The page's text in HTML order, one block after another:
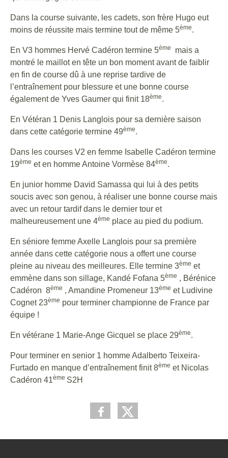
Dans la course suivante, les cadets, son frère Hugo eut
moins de réussite mais termine tout de même 5ème.
En V3 hommes Hervé Cadéron termine 5ème
mais a
montré le maillot en tête un bon moment avant de faiblir
en fin de course dû à une reprise tardive de
l’entraînement pour blessure et une bonne course
également de Yves Gaumer qui finit 18ème.
En Vétéran 1 Denis Langlois pour sa dernière saison
dans cette catégorie termine 49ème.
Dans les courses V2 en femme Isabelle Cadéron termine
19ème et en homme Antoine Vormèse 84ème.
En junior homme David Samassa qui lui à des petits
soucis avec son genou, à réaliser une bonne course mais
avec un retour tardif dans le dernier tour et
malheureusement une 4ème place au pied du podium.
En séniore femme Axelle Langlois pour sa première
année dans cette catégorie nous a offert une course
pleine au niveau des meilleures. Elle termine 3ème et
emmène dans son sillage, Kandé Fofana 5ème , Bérénice
Cadéron 8ème , Amandine Promeneur 13ème et Ludivine
Cognet 23ème pour terminer championne de France par
équipe !
En vétérane 1 Marie-Ange Gicquel se place 29ème.
Pour terminer en senior 1 homme Adalberto Teixeira-
Furtado en manque d’entraînement finit 8ème et Nicolas
Cadéron 41ème S2H